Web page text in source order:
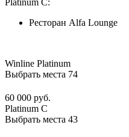
Platinum C:
Ресторан Alfa Lounge
Winline Platinum
Выбрать места 74
60 000 руб.
Platinum C
Выбрать места 43